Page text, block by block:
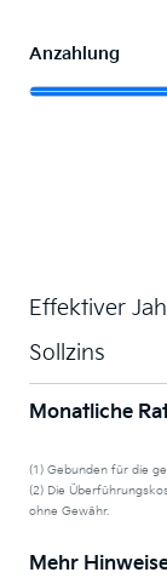
Anzahlung
Effektiver
Sollzins
Monatliche
(1) Gebunden für die
(2) Die
ohne Gewähr.
Mehr